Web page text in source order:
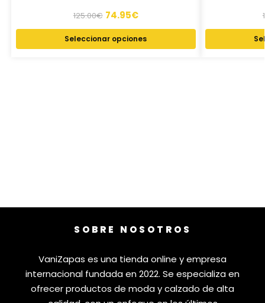
125.00€ 74.95€
Seleccionar opciones
SOBRE NOSOTROS
VaniZapas es una tienda online y empresa
internacional fundada en 2022. Se especializa en
ofrecer productos de moda y calzado de alta